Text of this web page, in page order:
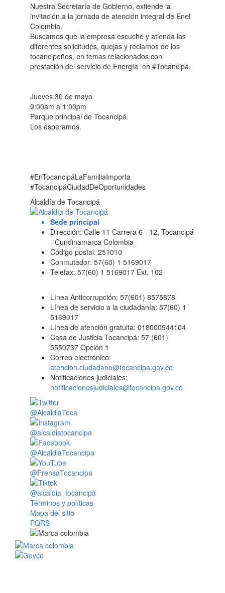
Nuestra Secretaría de Gobierno, extiende la
invitación a la jornada de atención integral de Enel
Colombia.
Buscamos que la empresa escuche y atienda las
diferentes solicitudes, quejas y reclamos de los
tocancipeños, en temas relacionados con
prestación del servicio de Energía en #Tocancipá.
Jueves 30 de mayo
9:00am a 1:00pm
Parque principal de Tocancipá.
Los esperamos.
#EnTocancipáLaFamiliaImporta
#TocancipáCiudadDeOportunidades
Alcaldía de Tocancipá
Sede principal
Dirección: Calle 11 Carrera 6 - 12, Tocancipá
- Cundinamarca Colombia
Código postal: 251010
Conmutador: 57(60) 1 5169017
Telefax: 57(60) 1 5169017 Ext. 102
Línea Anticorrupción: 57(601) 8575878
Línea de servicio a la ciudadanía: 57(60) 1
5169017
Línea de atención gratuita: 018000944104
Casa de Justicia Tocancipá: 57 (601)
5550737 Opción 1
Correo electrónico:
atencion.ciudadano@tocancipa.gov.co
Notificaciones judiciales:
notificacionesjudiciales@tocancipa.gov.co
@AlcaldiaToca
@alcaldiatocancipa
@AlcaldiaTocancipa
@PrensaTocancipa
@alcaldia_tocancipa
Términos y políticas
Mapa del sitio
PQRS